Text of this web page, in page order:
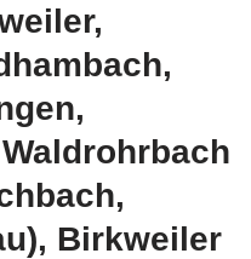
Birkweiler